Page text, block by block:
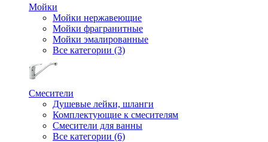
Мойки
Мойки нержавеющие
Мойки фрагранитные
Мойки эмалированные
Все категории (3)
Смесители
Душевые лейки, шланги
Комплектующие к смесителям
Смесители для ванны
Все категории (6)